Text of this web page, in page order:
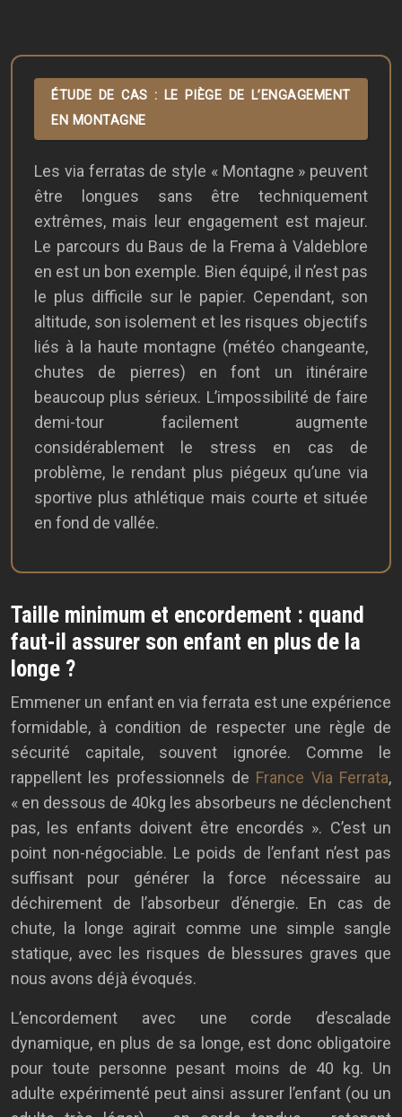
ÉTUDE DE CAS : LE PIÈGE DE L’ENGAGEMENT
EN MONTAGNE
Les via ferratas de style « Montagne » peuvent
être longues sans être techniquement
extrêmes, mais leur engagement est majeur.
Le parcours du Baus de la Frema à Valdeblore
en est un bon exemple. Bien équipé, il n’est pas
le plus difficile sur le papier. Cependant, son
altitude, son isolement et les risques objectifs
liés à la haute montagne (météo changeante,
chutes de pierres) en font un itinéraire
beaucoup plus sérieux. L’impossibilité de faire
demi-tour facilement augmente
considérablement le stress en cas de
problème, le rendant plus piégeux qu’une via
sportive plus athlétique mais courte et située
en fond de vallée.
Taille minimum et encordement : quand
faut-il assurer son enfant en plus de la
longe ?
Emmener un enfant en via ferrata est une expérience
formidable, à condition de respecter une règle de
sécurité capitale, souvent ignorée. Comme le
rappellent les professionnels de France Via Ferrata,
« en dessous de 40kg les absorbeurs ne déclenchent
pas, les enfants doivent être encordés ». C’est un
point non-négociable. Le poids de l’enfant n’est pas
suffisant pour générer la force nécessaire au
déchirement de l’absorbeur d’énergie. En cas de
chute, la longe agirait comme une simple sangle
statique, avec les risques de blessures graves que
nous avons déjà évoqués.
L’encordement avec une corde d’escalade
dynamique, en plus de sa longe, est donc obligatoire
pour toute personne pesant moins de 40 kg. Un
adulte expérimenté peut ainsi assurer l’enfant (ou un